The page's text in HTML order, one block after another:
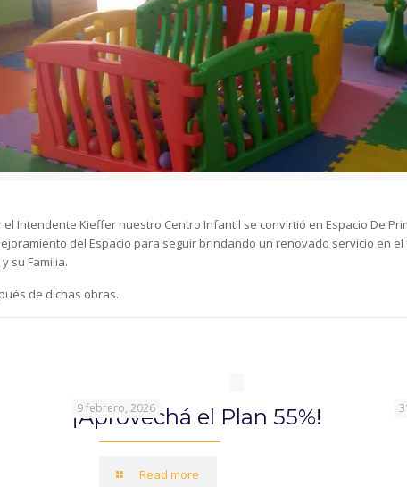
Intendente Kieffer nuestro Centro Infantil se convirtió en Espacio De
del Espacio para seguir brindando un renovado servicio en
su Familia.
de dichas obras.
9 febrero, 2026
¡Aprovechá el Plan 55%!
Read more